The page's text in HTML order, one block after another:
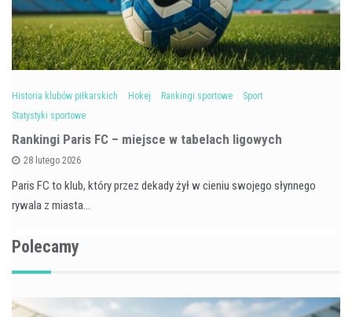
Historia klubów piłkarskich Hokej Rankingi sportowe
Sport
Statystyki sportowe
Rankingi Paris FC – miejsce w tabelach ligowych
28 lutego 2026
Paris FC to klub, który przez dekady żył w cieniu swojego słynnego
rywala z miasta…
Polecamy